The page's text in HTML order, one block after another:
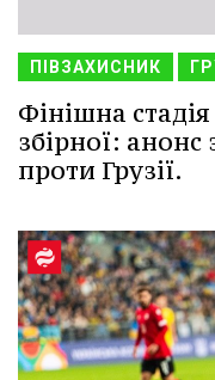
ПІВЗАХИСНИК
Фінішна
збірної: анонс
проти Грузії.